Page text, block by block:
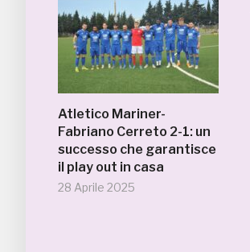
Atletico Mariner-
Fabriano Cerreto 2-1: un
successo che garantisce
il play out in casa
28 Aprile 2025